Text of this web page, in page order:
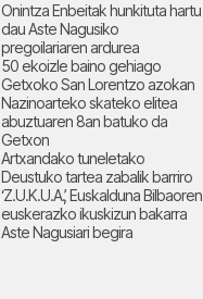
Onintza Enbeitak hunkituta hartu
dau Aste Nagusiko
pregoilariaren ardurea
50 ekoizle baino gehiago
Getxoko San Lorentzo azokan
Nazinoarteko skateko elitea
abuztuaren 8an batuko da
Getxon
Artxandako tuneletako
Deustuko tartea zabalik barriro
‘Z.U.K.U.A.’, Euskalduna Bilbaoren
euskerazko ikuskizun bakarra
Aste Nagusiari begira